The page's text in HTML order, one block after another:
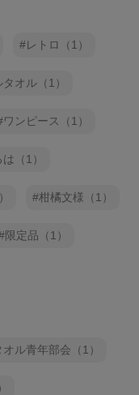
レトロ（1）
オル（1）
ワンピース（1）
（1）
柑橘文様（1）
限定品（1）
ル青年部会（1）